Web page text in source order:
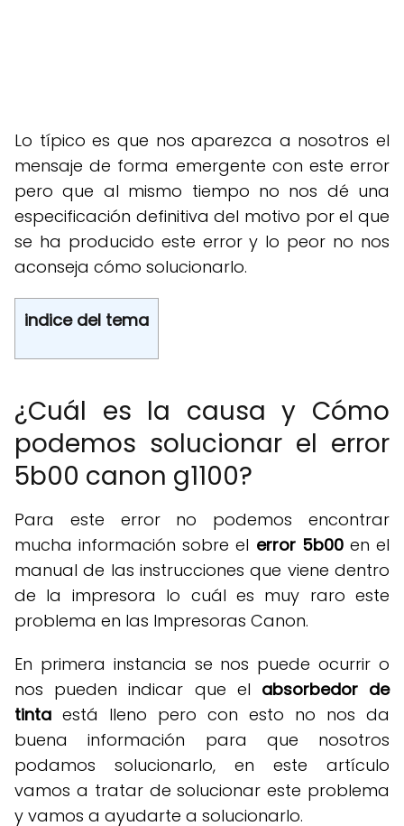
Lo típico es que nos aparezca a nosotros el
mensaje de forma emergente con este error
pero que al mismo tiempo no nos dé una
especificación definitiva del motivo por el que
se ha producido este error y lo peor no nos
aconseja cómo solucionarlo.
indice del tema
¿Cuál es la causa y Cómo
podemos solucionar el error
5b00 canon g1100?
Para este error no podemos encontrar
mucha información sobre el error 5b00en el
manual de las instrucciones que viene dentro
de la impresora lo cuál es muy raro este
problema en las Impresoras Canon.
En primera instancia se nos puede ocurrir o
nos pueden indicar que el absorbedor de
tinta está lleno pero con esto no nos da
buena información para que nosotros
podamos solucionarlo, en este artículo
vamos a tratar de solucionar este problema
y vamos a ayudarte a solucionarlo.